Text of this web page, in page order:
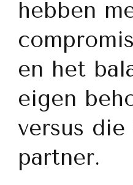
hebben
en het
eigen
versus die
partner.